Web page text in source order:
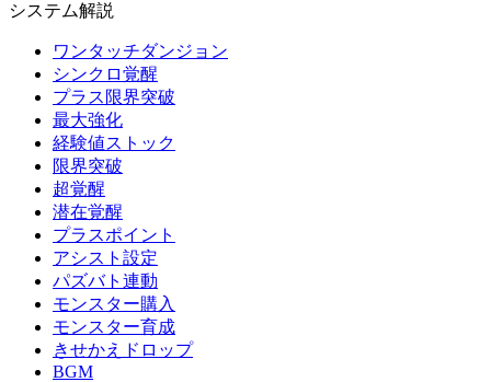
システム解説
ワンタッチダンジョン
シンクロ覚醒
プラス限界突破
最大強化
経験値ストック
限界突破
超覚醒
潜在覚醒
プラスポイント
アシスト設定
パズバト連動
モンスター購入
モンスター育成
きせかえドロップ
BGM